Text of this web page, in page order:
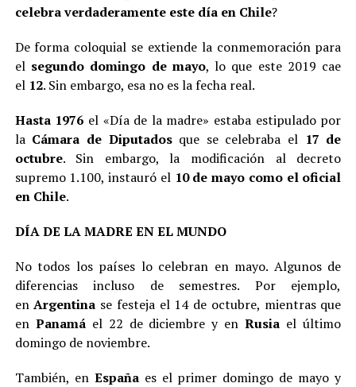
celebra verdaderamente este día en Chile?
De forma coloquial se extiende la conmemoración para
el segundo domingo de mayo, lo que este 2019 cae
el 12. Sin embargo, esa no es la fecha real.
Hasta 1976 el «Día de la madre» estaba estipulado por
la Cámara de Diputadosque se celebraba el 17 de
octubre. Sin embargo, la modificación al decreto
supremo 1.100, instauró el 10 de mayo como el oficial
en Chile.
DÍA DE LA MADRE EN EL MUNDO
No todos los países lo celebran en mayo. Algunos de
diferencias incluso de semestres. Por ejemplo,
enArgentina se festeja el 14 de octubre, mientras que
en Panamáel 22 de diciembre y enRusia el último
domingo de noviembre.
También, en Españaes el primer domingo de mayo y